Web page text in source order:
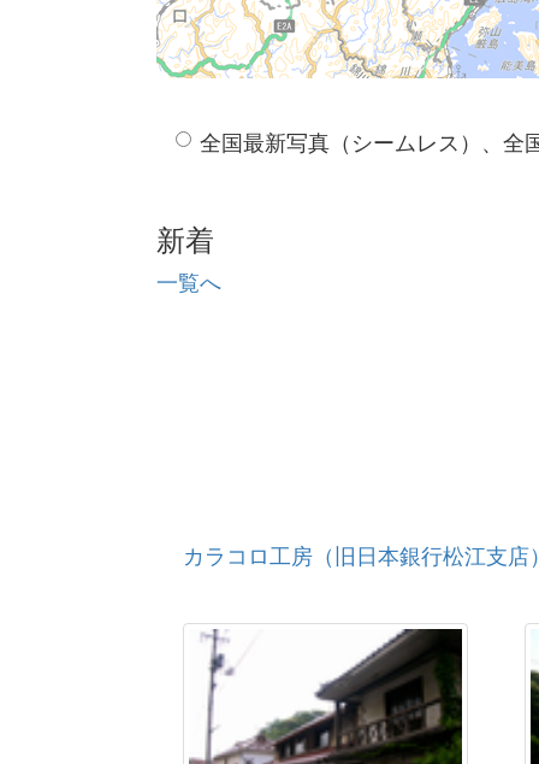
全国最新写真（シームレス）、全
新着
一覧へ
カラコロ工房（旧日本銀行松江支店